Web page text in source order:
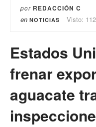
por REDACCIÓN C
en NOTICIAS Visto:
Estados
frenar
aguacate